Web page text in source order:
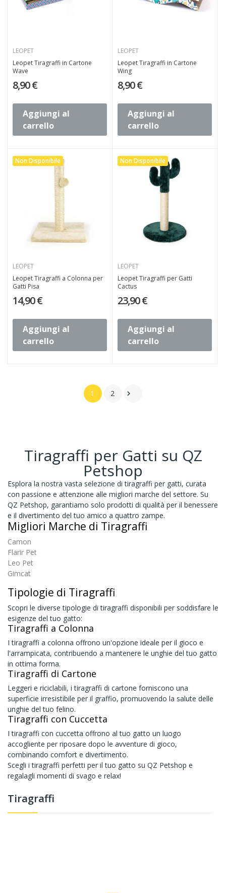
Tiragraffi
LEOPET
Leopet Tiragraffi in Cartone
Wave
8,90 €
Aggiungi al
carrello
LEOPET
Leopet Tiragraffi in Cartone
Wing
8,90 €
Aggiungi al
carrello
Non Disponibile
LEOPET
Leopet Tiragraffi a Colonna per
Gatti Pisa
14,90 €
Aggiungi al
carrello
Non Disponibile
LEOPET
Leopet Tiragraffi per Gatti
Cactus
23,90 €
Aggiungi al
carrello
1 2 
Tiragraffi per Gatti su QZ
Petshop
Esplora la nostra vasta selezione di tiragraffi per gatti, curata
con passione e attenzione alle migliori marche del settore. Su
QZ Petshop, garantiamo solo prodotti di qualità per il benessere
e il divertimento del tuo amico a quattro zampe.
Migliori Marche di Tiragraffi
Camon
Flarir Pet
Leo Pet
Gimcat
Tipologie di Tiragraffi
Scopri le diverse tipologie di tiragraffi disponibili per soddisfare le
esigenze del tuo gatto:
Tiragraffi a Colonna
I tiragraffi a colonna offrono un'opzione ideale per il gioco e
l'arrampicata, contribuendo a mantenere le unghie del tuo gatto
in ottima forma.
Tiragraffi di Cartone
Leggeri e riciclabili, i tiragraffi di cartone forniscono una
superficie irresistibile per il graffio, promuovendo la salute delle
unghie del tuo felino.
Tiragraffi con Cuccetta
I tiragraffi con cuccetta offrono al tuo gatto un luogo
accogliente per riposare dopo le avventure di gioco,
combinando comfort e divertimento.
Scegli i tiragraffi perfetti per il tuo gatto su QZ Petshop e
regalagli momenti di svago e relax!